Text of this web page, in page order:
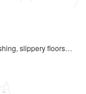
slippery floors…